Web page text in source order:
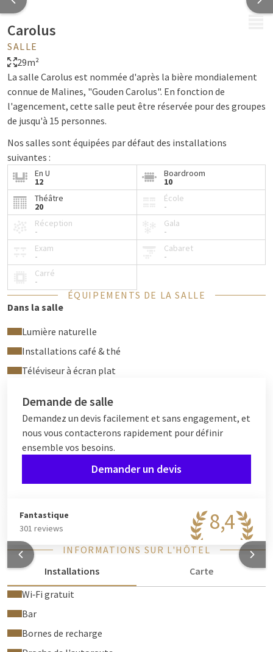
Carolus
SALLE
29m²
La salle Carolus est nommée d'après la bière mondialement
connue de Malines, "Gouden Carolus". En fonction de
l'agencement, cette salle peut être réservée pour des groupes
de jusqu'à 15 personnes.
Nos salles sont équipées par défaut des installations
suivantes :
Eau
Bonbons à la menthe
Bloc-notes et stylos
Projecteur et écran de projection ou écran TV
Paperboard
Wi-Fi gratuit
En U
12
Boardroom
10
Théâtre
20
École
-
Réception
-
Gala
-
Exam
-
Cabaret
-
Carré
-
ÉQUIPEMENTS DE LA SALLE
Dans la salle
Lumière naturelle
Installations café & thé
Téléviseur à écran plat
Demande de salle
Demandez un devis facilement et sans engagement, et
nous vous contacterons rapidement pour définir
ensemble vos besoins.
Demander un devis
8,4
Fantastique
301 reviews
INFORMATIONS SUR L'HÔTEL
Installations
Carte
Wi‑Fi gratuit
Bar
Bornes de recharge